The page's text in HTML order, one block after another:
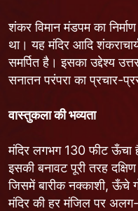
शंकर विमान मंडपम का निर्माण
था। यह मंदिर आदि
समर्पित है। इसका उद्देश्य
सनातन परंपरा का प्रचार-
वास्तुकला की भव्यता
मंदिर लगभग 130 फीट ऊँचा
इसकी बनावट पूरी तरह
जिसमें बारीक नक्काशी, ऊँचे
मंदिर की हर मंजिल पर